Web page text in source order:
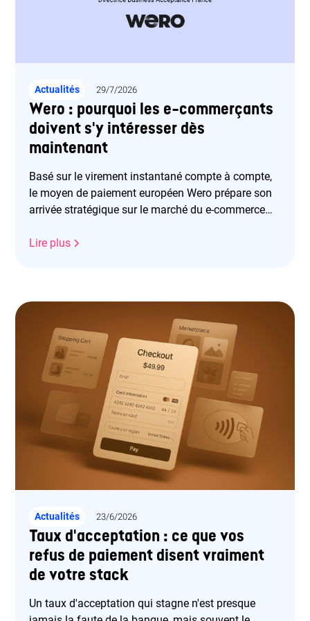
Actualités 29/7/2026
Wero : pourquoi les e-commerçants
doivent s'y intéresser dès
maintenant
Basé sur le virement instantané compte à compte,
le moyen de paiement européen Wero prépare son
arrivée stratégique sur le marché du e-commerce
commerçants une alternative souveraine,
Purse, les marchands peuvent intégrer Wero
facilement, optimiser leur trésorerie et simplifier la
réconciliation comptable.
Lire plus
Actualités 23/6/2026
Taux d'acceptation : ce que vos
refus de paiement disent vraiment
de votre stack
Un taux d'acceptation qui stagne n'est presque